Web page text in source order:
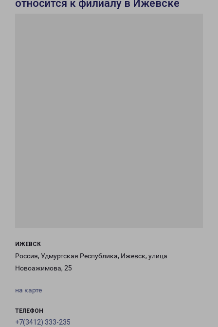
относится к филиалу в Ижевске
ИЖЕВСК
Россия, Удмуртская Республика, Ижевск, улица
Новоажимова, 25
на карте
ТЕЛЕФОН
+7(3412) 333-235